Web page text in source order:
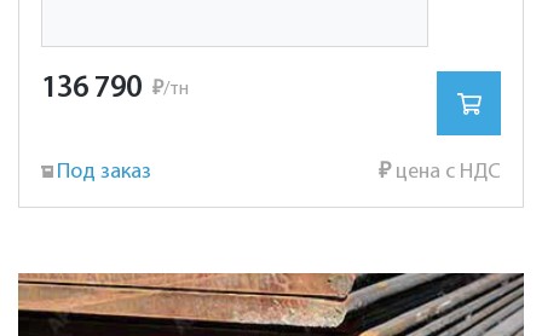
136 790 ₽/тн
Под заказ ₽цена с НДС